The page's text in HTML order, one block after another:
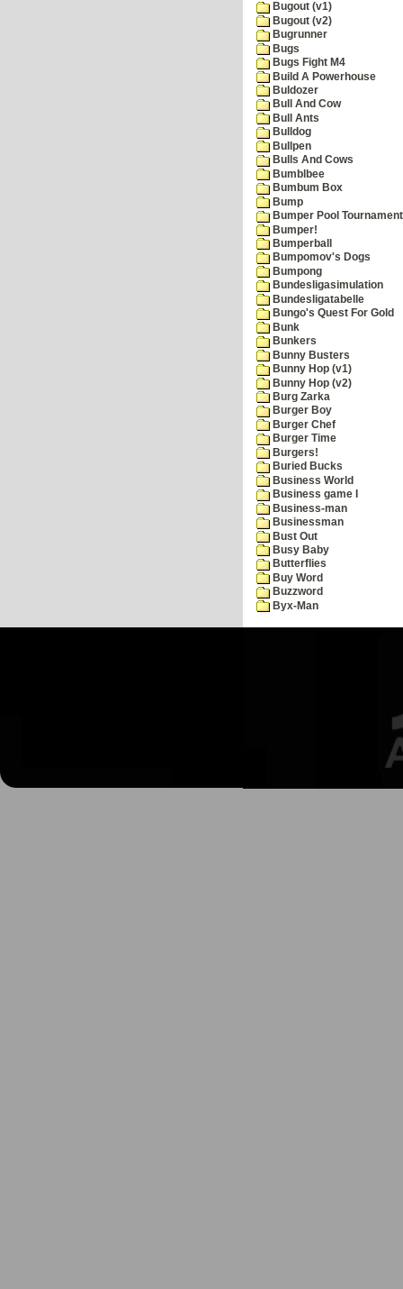
Bugout (v1)
Bugout (v2)
Bugrunner
Bugs
Bugs Fight M4
Build A Powerhouse
Buldozer
Bull And Cow
Bull Ants
Bulldog
Bullpen
Bulls And Cows
Bumblbee
Bumbum Box
Bump
Bumper Pool Tournament
Bumper!
Bumperball
Bumpomov's Dogs
Bumpong
Bundesligasimulation
Bundesligatabelle
Bungo's Quest For Gold
Bunk
Bunkers
Bunny Busters
Bunny Hop (v1)
Bunny Hop (v2)
Burg Zarka
Burger Boy
Burger Chef
Burger Time
Burgers!
Buried Bucks
Business World
Business game I
Business-man
Businessman
Bust Out
Busy Baby
Butterflies
Buy Word
Buzzword
Byx-Man